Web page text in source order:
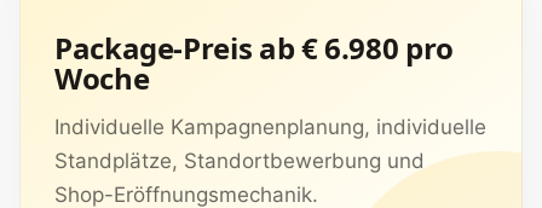
Package-Preis ab € 6.980 pro
Woche
Individuelle Kampagnenplanung, individuelle
Standplätze, Standortbewerbung und
Shop-Eröffnungsmechanik.